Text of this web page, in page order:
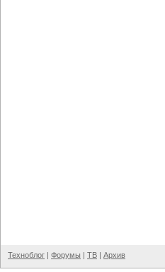
Техноблог | Форумы | ТВ | Архив